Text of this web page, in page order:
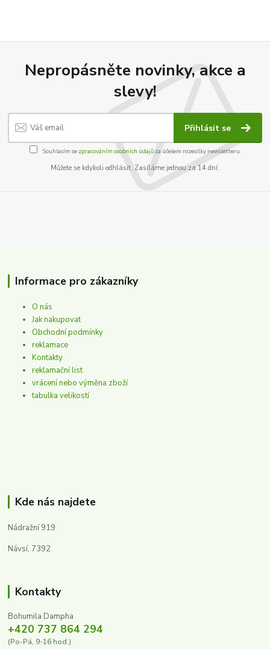
Nepropásněte novinky, akce a
slevy!
Přihlásit se
Souhlasím se zpracováním osobních údajůza účelem rozesílky newsletteru.
Můžete se kdykoli odhlásit. Zasíláme jednou za 14 dní.
Informace pro zákazníky
O nás
Jak nakupovat
Obchodní podmínky
reklamace
Kontakty
reklamační list
vrácení nebo výměna zboží
tabulka velikostí
Kde nás najdete
Nádražní 919
Návsí, 7392
Kontakty
Bohumila Dampha
+420 737 864 294
(Po-Pá, 9-16 hod.)